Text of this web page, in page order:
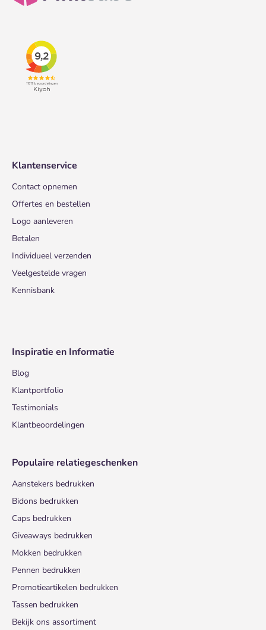
Klantenservice
Contact opnemen
Offertes en bestellen
Logo aanleveren
Betalen
Individueel verzenden
Veelgestelde vragen
Kennisbank
Inspiratie en Informatie
Blog
Klantportfolio
Testimonials
Klantbeoordelingen
Populaire relatiegeschenken
Aanstekers bedrukken
Bidons bedrukken
Caps bedrukken
Giveaways bedrukken
Mokken bedrukken
Pennen bedrukken
Promotieartikelen bedrukken
Tassen bedrukken
Bekijk ons assortiment